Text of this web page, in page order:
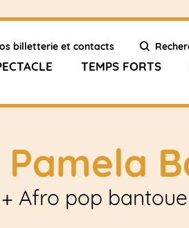
billetterie et contacts
TEMPS FORTS
Afro pop bantoue